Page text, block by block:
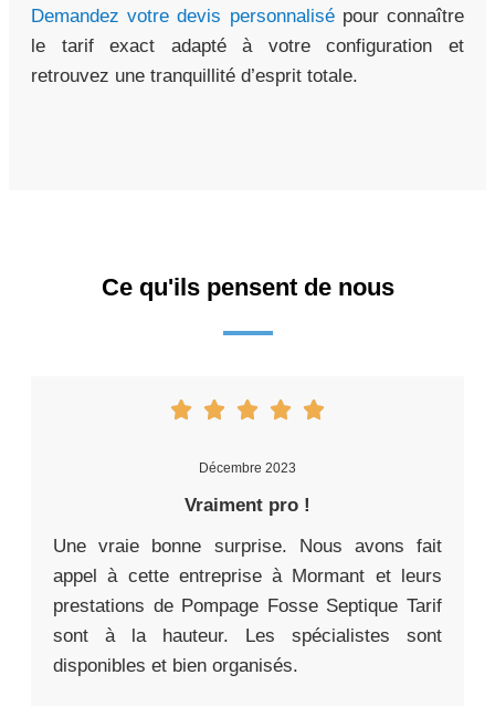
Demandez votre devis personnalisépour connaître
le tarif exact adapté à votre configuration et
retrouvez une tranquillité d’esprit totale.
Ce qu'ils pensent de nous
Décembre 2023
Vraiment pro !
Une vraie bonne surprise. Nous avons fait
appel à cette entreprise à Mormant et leurs
prestations de Pompage Fosse Septique Tarif
sont à la hauteur. Les spécialistes sont
disponibles et bien organisés.